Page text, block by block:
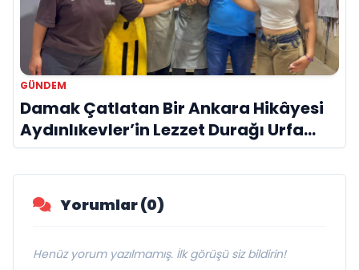
GÜNDEM
Damak Çatlatan Bir Ankara Hikâyesi
Aydınlıkevler’in Lezzet Durağı Urfa
Damak
Yorumlar (0)
Henüz yorum yazılmamış. İlk görüşü siz bildirin!